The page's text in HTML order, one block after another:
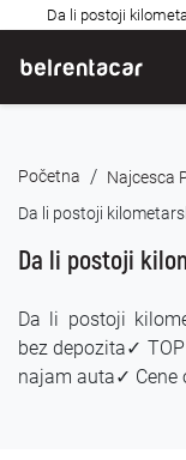
Uslovi najma
O nama
Najčešća pitanja
Početna / Najcesca
Da li postoji
Da li postoji
Da li postoji
bez depozita✓
najam auta✓